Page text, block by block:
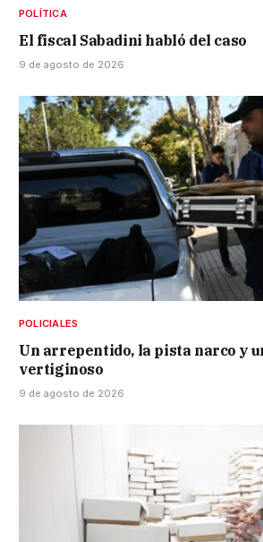
POLÍTICA
El fiscal Sabadini habló del caso
9 de agosto de 2026
POLICIALES
Un arrepentido, la pista narco y
vertiginoso
9 de agosto de 2026